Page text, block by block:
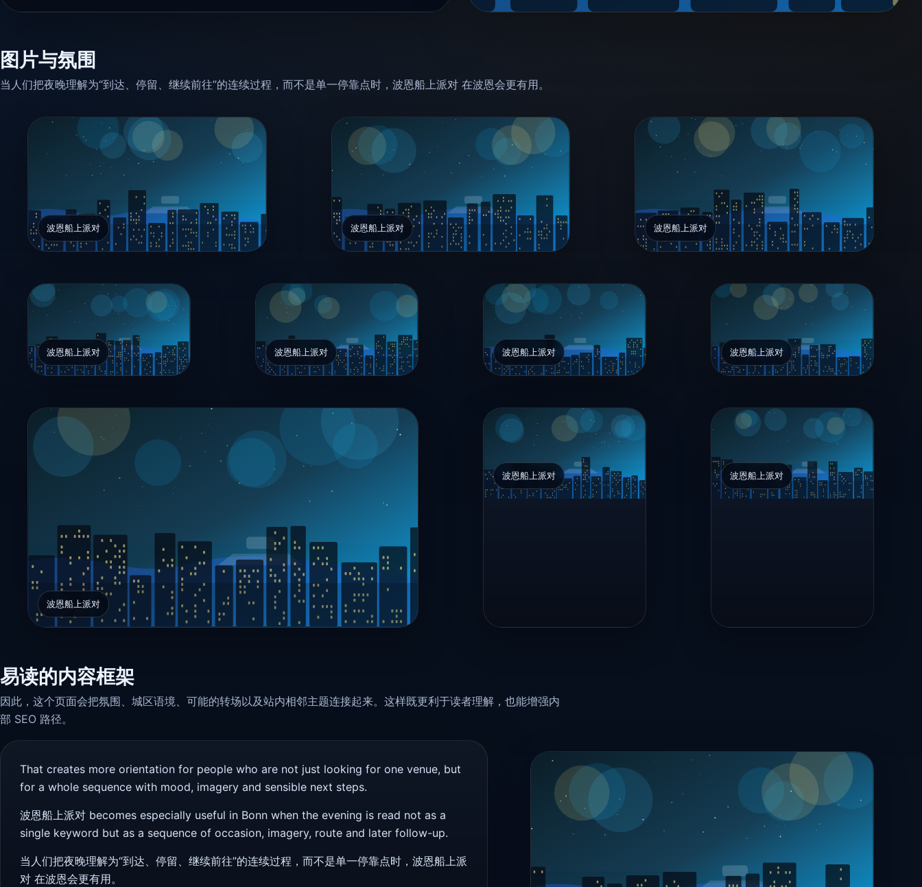
图片与氛围
当人们把夜晚理解为“到达、停留、继续前往”的连续过程，而不是单一停靠点时，波恩船上派对 在波恩会更有用。
波恩船上派对 波恩船上派对 波恩船上派对
波恩船上派对 波恩船上派对 波恩船上派对 波恩船上派对
波恩船上派对
波恩船上派对 波恩船上派对
易读的内容框架
因此，这个页面会把氛围、城区语境、可能的转场以及站内相邻主题连接起来。这样既更利于读者理解，也能增强内
部 SEO 路径。
That creates more orientation for people who are not just looking for one venue, but
for a whole sequence with mood, imagery and sensible next steps.
波恩船上派对 becomes especially useful in Bonn when the evening is read not as a
single keyword but as a sequence of occasion, imagery, route and later follow-up.
当人们把夜晚理解为“到达、停留、继续前往”的连续过程，而不是单一停靠点时，波恩船上派
对 在波恩会更有用。